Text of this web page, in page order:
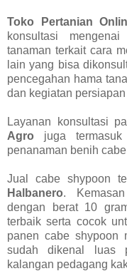
Toko Pertanian
konsultasi
tanaman terkait cara
lain yang bisa
pencegahan hama
dan kegiatan persiapan
Layanan konsultasi
Agro juga
penanaman benih
Jual cabe shypoon
Halbanero.
dengan berat 10
terbaik serta cocok
panen cabe shypoon
sudah dikenal luas
kalangan pedagang